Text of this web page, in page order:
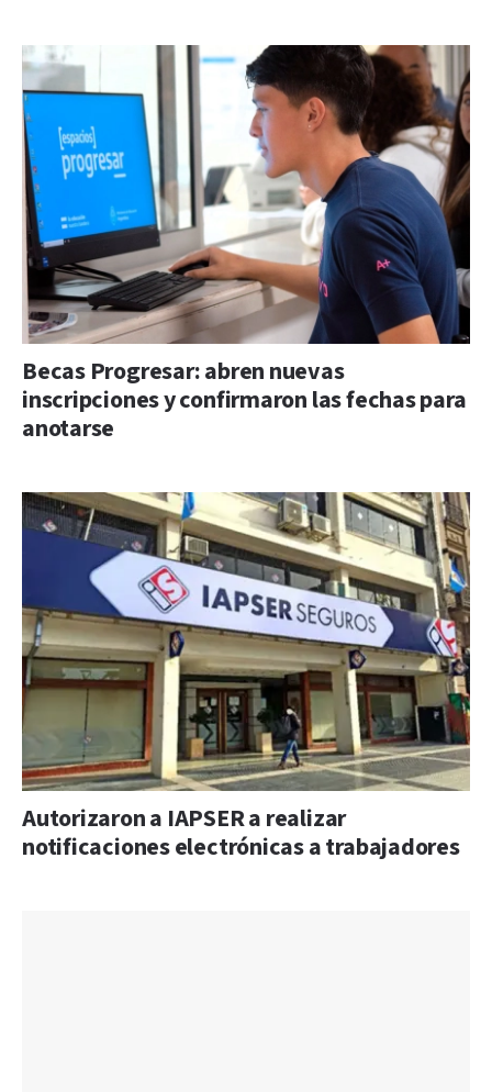
Becas Progresar: abren nuevas
inscripciones y confirmaron las fechas para
anotarse
Autorizaron a IAPSER a realizar
notificaciones electrónicas a trabajadores